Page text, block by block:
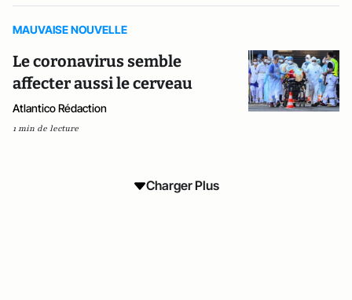
MAUVAISE NOUVELLE
Le coronavirus semble
affecter aussi le cerveau
Atlantico Rédaction
1 min de lecture
Charger Plus